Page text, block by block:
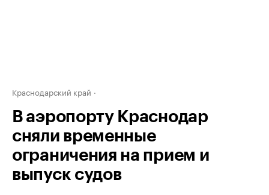
Краснодарский край
В аэропорту Краснодар
сняли временные
ограничения на прием и
выпуск судов